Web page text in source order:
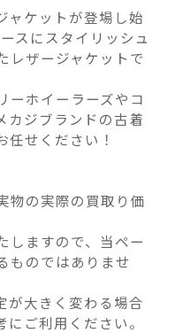
ャケットが登場し始
スにスタイリッシュ
レザージャケットで
ーホイーラーズやコ
カジブランドの古着
せください！
物の実際の買取り価
しますので、当ペー
ものではありませ
が大きく変わる場合
ご利用ください。